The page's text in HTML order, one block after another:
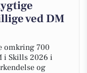
ved DM
omkring 700
i Skills 2026 i
og